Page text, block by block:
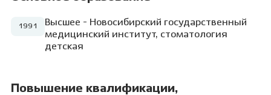
так и на проведении гигиенических
мероприятий. Я уверена: нет ничего важнее
здоровья ребенка и его радостного смеха!
1991
Высшее - Новосибирский государственный
медицинский институт, стоматология
детская
Повышение квалификации,